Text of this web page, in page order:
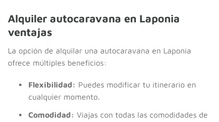
Alquiler autocaravana en Laponia
ventajas
La opción de alquilar una autocaravana en Laponia
ofrece múltiples beneficios:
Flexibilidad: Puedes modificar tu itinerario en
cualquier momento.
Comodidad: Viajas con todas las comodidades de